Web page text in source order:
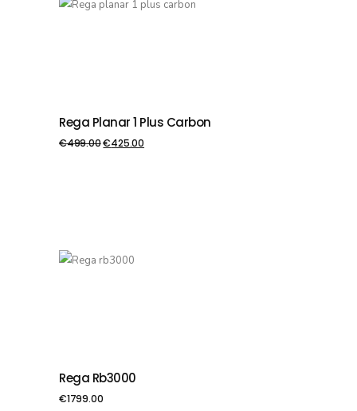
PIEVIENOT GROZAM
Rega Planar 1 Plus Carbon
€499.00€425.00
PIEVIENOT GROZAM
Rega Rb3000
€1799.00